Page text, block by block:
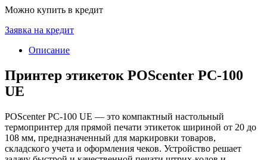
Можно купить в кредит
Заявка на кредит
Описание
Принтер этикеток POScenter PC-100
UE
POScenter PC-100 UE — это компактный настольный
термопринтер для прямой печати этикеток шириной от 20 до
108 мм, предназначенный для маркировки товаров,
складского учета и оформления чеков. Устройство решает